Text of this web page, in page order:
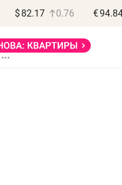
$ 82.17 0.76 €